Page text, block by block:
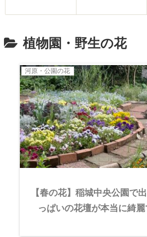
植物園・野生の花
河原・公園の花
【春の花】稲城中央公園で
っぱいの花壇が本当に綺